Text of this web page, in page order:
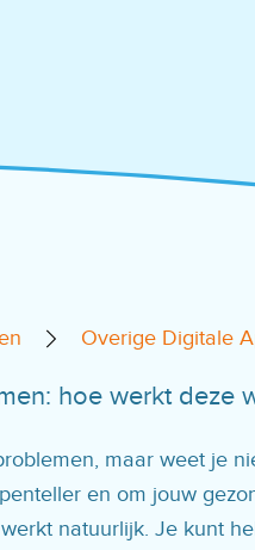
Overige Digitale
hoe werkt deze
maar weet je
en om jouw
natuurlijk. Je kunt